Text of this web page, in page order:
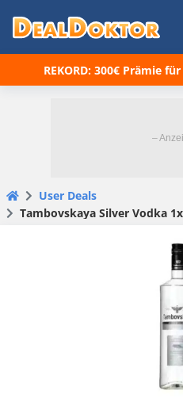
REKORD: 300€ Prämie
User Deals
Tambovskaya Silver Vodka